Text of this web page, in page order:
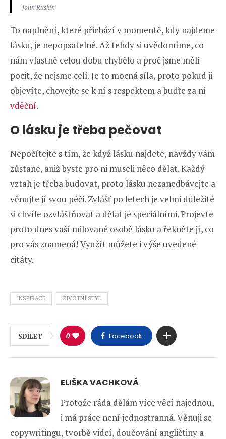
John Ruskin
To naplnění, které přichází v momentě, kdy najdeme
lásku, je nepopsatelné. Až tehdy si uvědomíme, co
nám vlastně celou dobu chybělo a proč jsme měli
pocit, že nejsme celí. Je to mocná síla, proto pokud ji
objevíte, chovejte se k ní s respektem a buďte za ni
vděční.
O lásku je třeba pečovat
Nepočítejte s tím, že když lásku najdete, navždy vám
zůstane, aniž byste pro ni museli něco dělat. Každý
vztah je třeba budovat, proto lásku nezanedbávejte a
věnujte jí svou péči. Zvlášť po letech je velmi důležité
si chvíle ozvláštňovat a dělat je speciálními. Projevte
proto dnes vaší milované osobě lásku a řekněte jí, co
pro vás znamená! Využít můžete i výše uvedené
citáty.
INSPIRACE ŽIVOTNÍ STYL
SDÍLET 0 Facebook
ELIŠKA VACHKOVÁ
Protože ráda dělám více věcí najednou,
i má práce není jednostranná. Věnuji se
copywritingu, tvorbě videí, doučování angličtiny a